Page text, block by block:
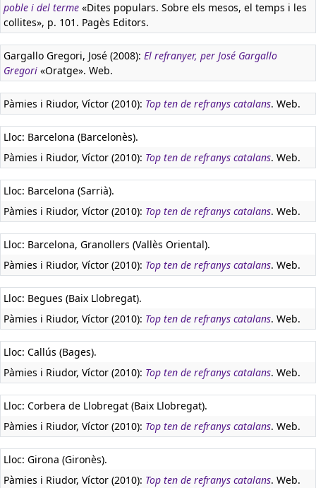
poble i del terme «Dites populars. Sobre els mesos, el temps i les
collites», p. 101. Pagès Editors.
Gargallo Gregori, José (2008): El refranyer, per José Gargallo
Gregori «Oratge». Web.
Pàmies i Riudor, Víctor (2010): Top ten de refranys catalans. Web.
Lloc: Barcelona (Barcelonès).
Pàmies i Riudor, Víctor (2010): Top ten de refranys catalans. Web.
Lloc: Barcelona (Sarrià).
Pàmies i Riudor, Víctor (2010): Top ten de refranys catalans. Web.
Lloc: Barcelona, Granollers (Vallès Oriental).
Pàmies i Riudor, Víctor (2010): Top ten de refranys catalans. Web.
Lloc: Begues (Baix Llobregat).
Pàmies i Riudor, Víctor (2010): Top ten de refranys catalans. Web.
Lloc: Callús (Bages).
Pàmies i Riudor, Víctor (2010): Top ten de refranys catalans. Web.
Lloc: Corbera de Llobregat (Baix Llobregat).
Pàmies i Riudor, Víctor (2010): Top ten de refranys catalans. Web.
Lloc: Girona (Gironès).
Pàmies i Riudor, Víctor (2010): Top ten de refranys catalans. Web.